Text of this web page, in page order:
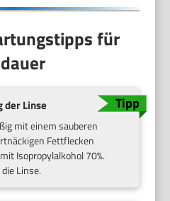
für
der Linse
mit einem sauberen
Fettflecken
Isopropylalkohol 70%.
Linse.